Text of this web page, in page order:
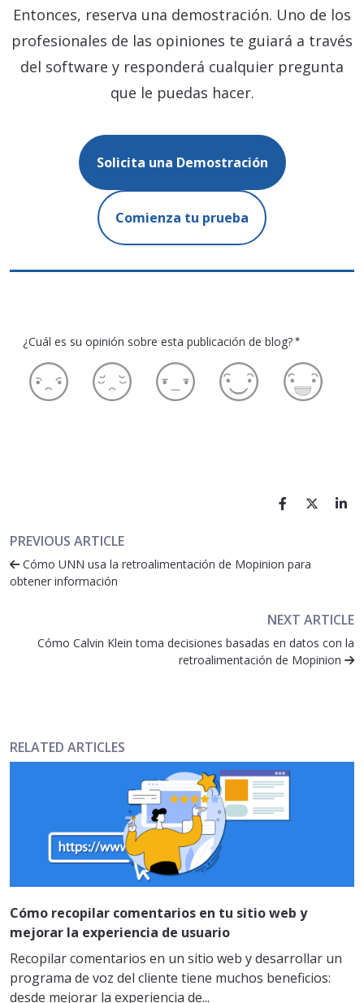
Entonces, reserva una demostración. Uno de los
profesionales de las opiniones te guiará a través
del software y responderá cualquier pregunta
que le puedas hacer.
Solicita una Demostración
Comienza tu prueba
¿Cuál es su opinión sobre esta publicación de blog? *
PREVIOUS ARTICLE
Cómo UNN usa la retroalimentación de Mopinion para
obtener información
NEXT ARTICLE
Cómo Calvin Klein toma decisiones basadas en datos con la
retroalimentación de Mopinion
RELATED ARTICLES
Cómo recopilar comentarios en tu sitio web y
mejorar la experiencia de usuario
Recopilar comentarios en un sitio web y desarrollar un
programa de voz del cliente tiene muchos beneficios:
desde mejorar la experiencia de...